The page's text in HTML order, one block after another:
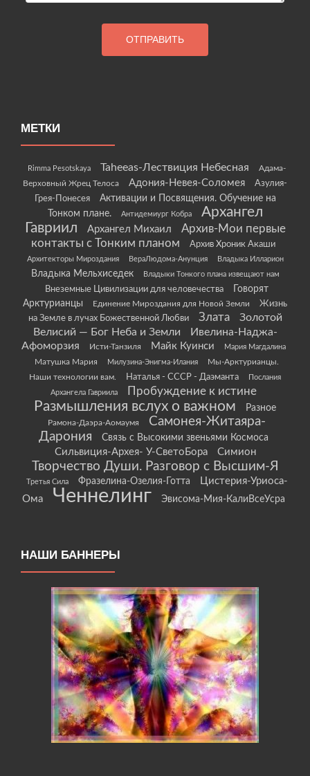
МЕТКИ
Rimma Pesotskaya Taheeas-Лествиция Небесная
Адама-
Верховный Жрец Телоса
Адония-Невея-Соломея
Азулия-
Грея-Понесея
Активации и Посвящения. Обучение на
Тонком плане.
Антидемиург Кобра
Архангел
Гавриил
Архангел Михаил
Архив-Мои первые
контакты с Тонким планом
Архив Хроник Акаши
Архитекторы Мироздания ВераЛюдома-Анунция Владыка Илларион
Владыка Мельхиседек Владыки Тонкого плана извещают нам
Внеземные Цивилизации для человечества
Говорят
Арктурианцы
Единение Мироздания для Новой Земли
Жизнь
на Земле в лучах Божественной Любви
Злата
Золотой
Велисий — Бог Неба и Земли
Ивелина-Наджа-
Афоморзия
Исти-Танзиля Майк Куинси Мария Магдалина
Матушка Мария Милузина-Энигма-Илания
Мы-Арктурианцы.
Наши технологии вам.
Наталья - СССР - Даэманта
Послания
Архангела Гавриила
Пробуждение к истине
Размышления вслух о важном Разное
Рамона-Даэра-Аомаумя
Самонея-Житаяра-
Дарония
Связь с Высокими звеньями Космоса
Сильвиция-Архея- У-СветоБора Симион
Творчество Души. Разговор с Высшим-Я
Третья Сила Фразелина-Озелия-Готта
Цистерия-Уриоса-
Ома
Ченнелинг Эвисома-Мия-КалиВсеУсра
НАШИ БАННЕРЫ